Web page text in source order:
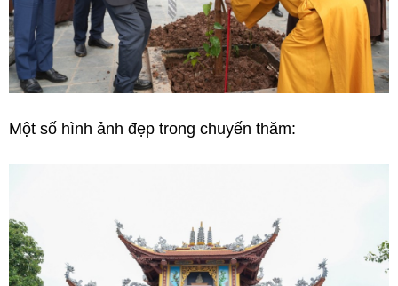
Một số hình ảnh đẹp trong chuyến thăm: